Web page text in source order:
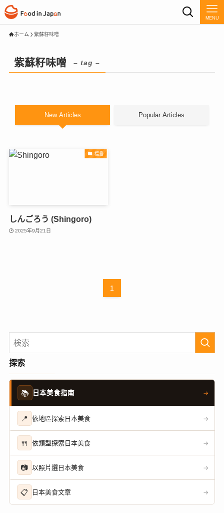
MENU
ホーム 紫蘇籽味噌
紫蘇籽味噌 – tag –
New Articles Popular Articles
福島
しんごろう (Shingoro)
2025年9月21日
1
探索
📚 日本美食指南 →
📍 依地區探索日本美食 →
🍴 依類型探索日本美食 →
📷 以照片選日本美食 →
📋 日本美食文章 →